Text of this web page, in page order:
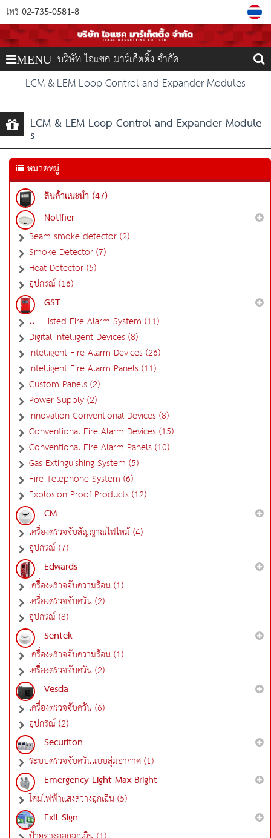
โทร 02-735-0581-8
MENU บริษัท ไอแซค มาร์เก็ตติ้ง จำกัด
LCM & LEM Loop Control and Expander Modules
LCM & LEM Loop Control and Expander Module
s
หมวดหมู่
สินค้าแนะนำ (47)
Notifier
Beam smoke detector (2)
Smoke Detector (7)
Heat Detector (5)
อุปกรณ์ (16)
GST
UL Listed Fire Alarm System (11)
Digital Intelligent Devices (8)
Intelligent Fire Alarm Devices (26)
Intelligent Fire Alarm Panels (11)
Custom Panels (2)
Power Supply (2)
Innovation Conventional Devices (8)
Conventional Fire Alarm Devices (15)
Conventional Fire Alarm Panels (10)
Gas Extinguishing System (5)
Fire Telephone System (6)
Explosion Proof Products (12)
CM
เครื่องตรวจจับสัญญาณไฟไหม้ (4)
อุปกรณ์ (7)
Edwards
เครื่องตรวจจับความร้อน (1)
เครื่องตรวจจับควัน (2)
อุปกรณ์ (8)
Sentek
เครื่องตรวจจับความร้อน (1)
เครื่องตรวจจับควัน (2)
Vesda
เครื่องตรวจจับควัน (6)
อุปกรณ์ (2)
Securiton
ระบบตรวจจับควันแบบสุ่มอากาศ (1)
Emergency Light Max Bright
โคมไฟฟ้าแสงสว่างฉุกเฉิน (5)
Exit Sign